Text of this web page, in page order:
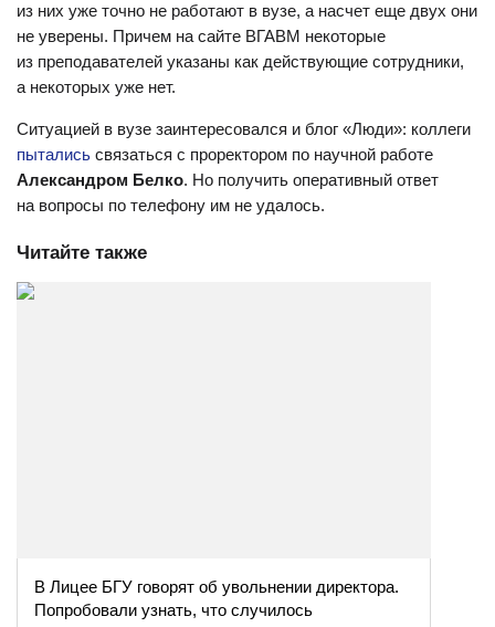
из них уже точно не работают в вузе, а насчет еще двух они
не уверены. Причем на сайте ВГАВМ некоторые
из преподавателей указаны как действующие сотрудники,
а некоторых уже нет.
Ситуацией в вузе заинтересовался и блог «Люди»: коллеги
пытались связаться с проректором по научной работе
Александром Белко. Но получить оперативный ответ
на вопросы по телефону им не удалось.
Читайте также
В Лицее БГУ говорят об увольнении директора.
Попробовали узнать, что случилось